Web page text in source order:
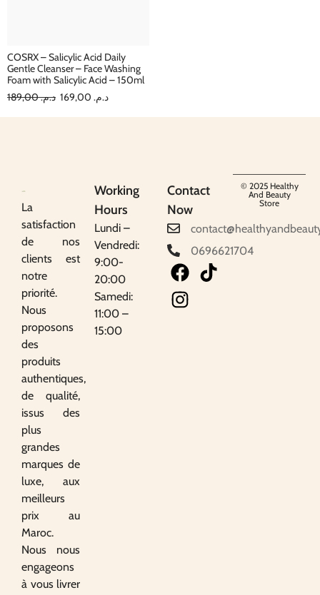
COSRX – Salicylic Acid Daily
Gentle Cleanser – Face Washing
Foam with Salicylic Acid – 150ml
د.م.189,00 د.م.
La
satisfaction
de nos
clients est
notre
priorité.
Nous
proposons
des
produits
authentiques,
de qualité,
issus des
plus
grandes
marques de
luxe, aux
meilleurs
prix au
Maroc.
Nous nous
engageons
à vous livrer
Working
Hours
Lundi –
Vendredi:
9:00-
20:00
Samedi:
11:00 –
15:00
Contact
Now
0696621704
© 2025 Healthy
And Beauty
Store